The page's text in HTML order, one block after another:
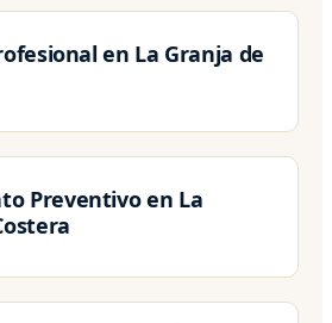
en La Granja de
Preventivo en La